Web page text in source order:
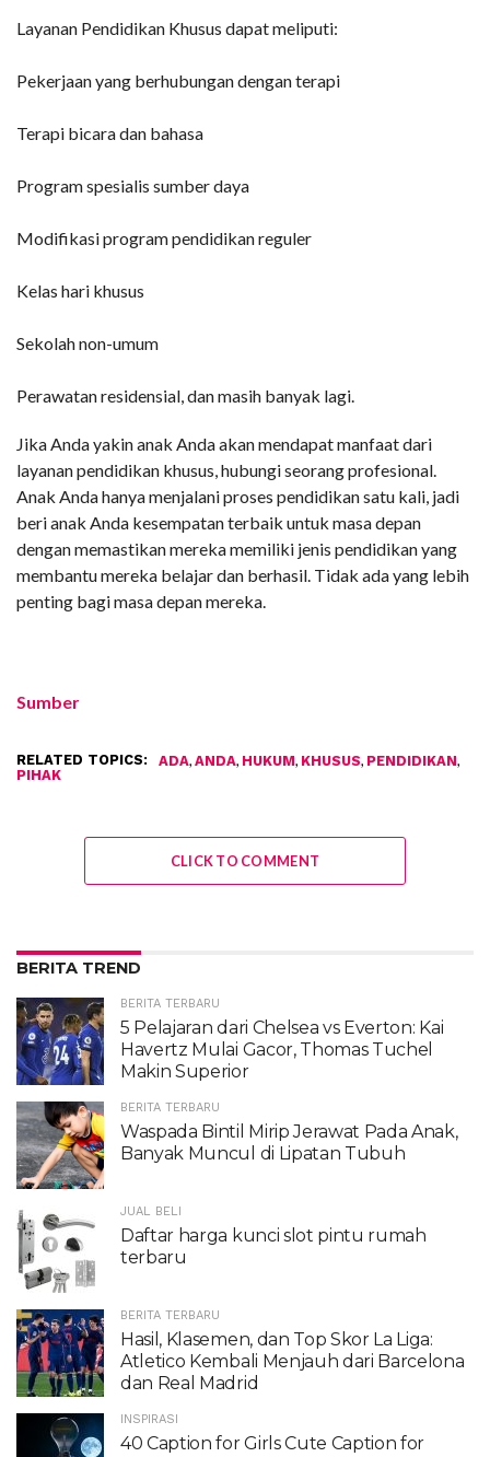
Layanan Pendidikan Khusus dapat meliputi:
Pekerjaan yang berhubungan dengan terapi
Terapi bicara dan bahasa
Program spesialis sumber daya
Modifikasi program pendidikan reguler
Kelas hari khusus
Sekolah non-umum
Perawatan residensial, dan masih banyak lagi.
Jika Anda yakin anak Anda akan mendapat manfaat dari
layanan pendidikan khusus, hubungi seorang profesional.
Anak Anda hanya menjalani proses pendidikan satu kali, jadi
beri anak Anda kesempatan terbaik untuk masa depan
dengan memastikan mereka memiliki jenis pendidikan yang
membantu mereka belajar dan berhasil. Tidak ada yang lebih
penting bagi masa depan mereka.
Sumber
RELATED TOPICS: ADA, ANDA, HUKUM, KHUSUS, PENDIDIKAN,
PIHAK
CLICK TO COMMENT
BERITA TREND
BERITA TERBARU
5 Pelajaran dari Chelsea vs Everton: Kai
Havertz Mulai Gacor, Thomas Tuchel
Makin Superior
BERITA TERBARU
Waspada Bintil Mirip Jerawat Pada Anak,
Banyak Muncul di Lipatan Tubuh
JUAL BELI
Daftar harga kunci slot pintu rumah
terbaru
BERITA TERBARU
Hasil, Klasemen, dan Top Skor La Liga:
Atletico Kembali Menjauh dari Barcelona
dan Real Madrid
INSPIRASI
40 Caption for Girls Cute Caption for